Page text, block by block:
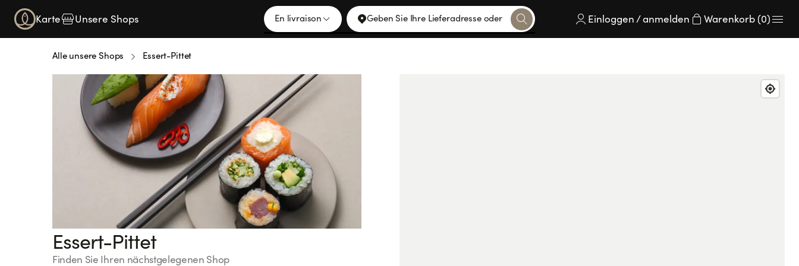
Karte Unsere Shops En livraison Geben Sie Ihre Lieferadresse oder Einloggen / anmelden Warenkorb (0)
Alle unsere Shops Essert-Pittet
Essert-Pittet
Finden Sie Ihren nächstgelegenen Shop